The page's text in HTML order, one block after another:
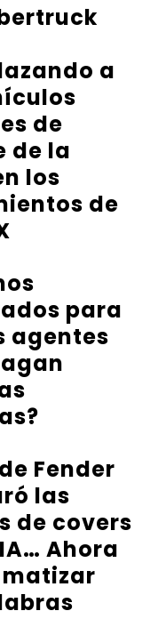
a
de
de la
los
de
para
agentes
Fender
las
de covers
Ahora